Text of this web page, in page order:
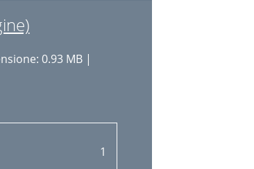
0.93 MB |
1